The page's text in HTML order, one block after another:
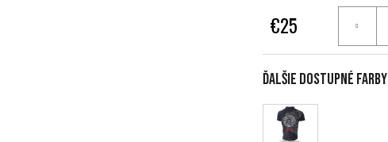
€25
cena:
Ďalšie dostupné farby